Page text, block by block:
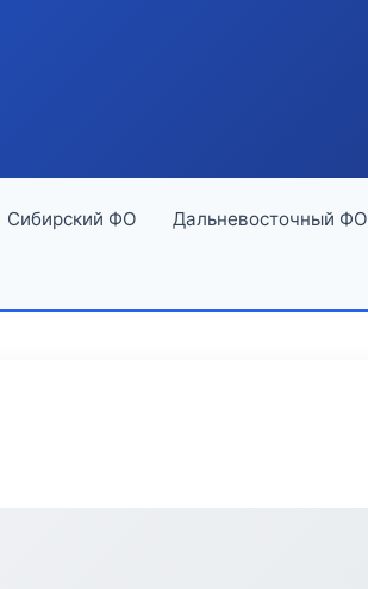
Сибирский ФО Дальневосточный ФО